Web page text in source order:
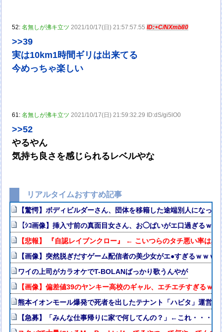
52:名無しが沸キ立ツ 2021/10/17(日) 21:57:57.55ID:+C/NXmb80
>>39
実は10km1時間ギリは出来てる
今めっちゃ楽しい
61:名無しが沸キ立ツ 2021/10/17(日) 21:59:32.29 ID:dS/gi5lO0
>>52
やるやん
気持ち良さを感じられるレベルやな
リアルタイムおすすめ記事
【驚愕】ボディビルダーさん、団体を移籍した途端別人になって
【ｼｺ画像】挿入寸前の真面目女さん、お◯ぱいがエ口過ぎるｗ
【悲報】 『自認レイブンクロー』 ← こいつらのタチ悪い率は異
【画像】突然脱ぎだすゲーム配信者の美少女がエ●すぎるｗｗｗ
ワイの上司がカラオケでT-BOLANばっかり歌うんやが
【画像】偏差値39のヤンキー高校のギャル、エチエチすぎるｗ
熊本イオンモール爆発で死者を出したテナント「ハビタ」運営
【急募】「みんな仕事帰りに家で何してんの？」←これ・・・・